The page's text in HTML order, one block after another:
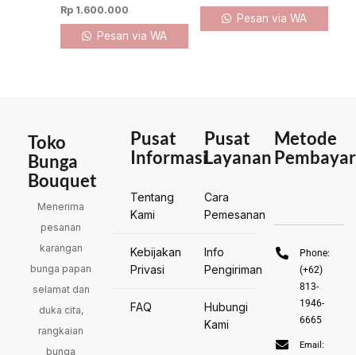
Rp 1.600.000
Pesan via WA
Pesan via WA
Toko
Bunga
Bouquet
Menerima
pesanan
karangan
bunga papan
selamat dan
duka cita,
rangkaian
bunga
Pusat
Informasi
Tentang
Kami
Kebijakan
Privasi
FAQ
Pusat
Layanan
Cara
Pemesanan
Info
Pengiriman
Hubungi
Kami
Metode
Phone:
(+62)
813-
1946-
6665
Email: